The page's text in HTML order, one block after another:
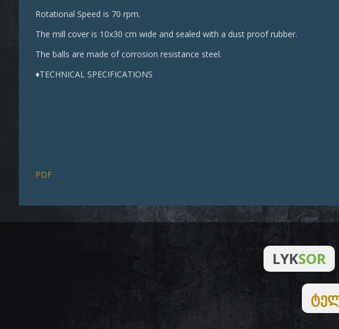
Rotational Speed is 70 rpm.
The mill cover is 10x30 cm wide and sealed with a dust proof rubber.
The balls are made of corrosion resistance steel.
♦TECHNICAL SPECIFICATIONS
PDF
LYKSOR